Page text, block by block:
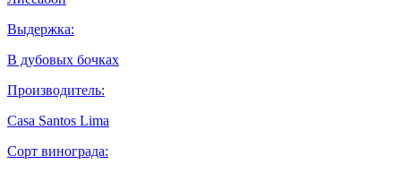
Выдержка:
В дубовых бочках
Производитель:
Casa Santos Lima
Сорт винограда: